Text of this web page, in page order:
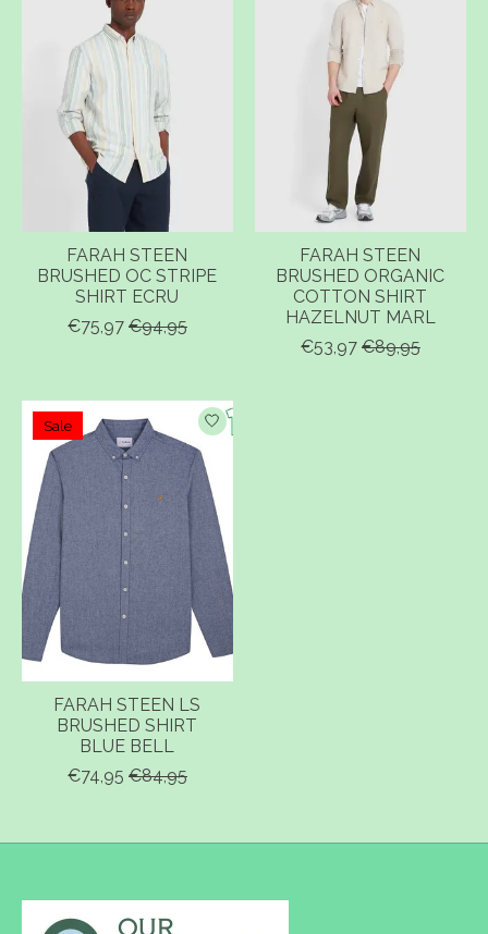
FARAH STEEN
BRUSHED OC STRIPE
SHIRT ECRU
€75,97 €94,95
FARAH STEEN
BRUSHED ORGANIC
COTTON SHIRT
HAZELNUT MARL
€53,97 €89,95
Sale
FARAH STEEN LS
BRUSHED SHIRT
BLUE BELL
€74,95 €84,95